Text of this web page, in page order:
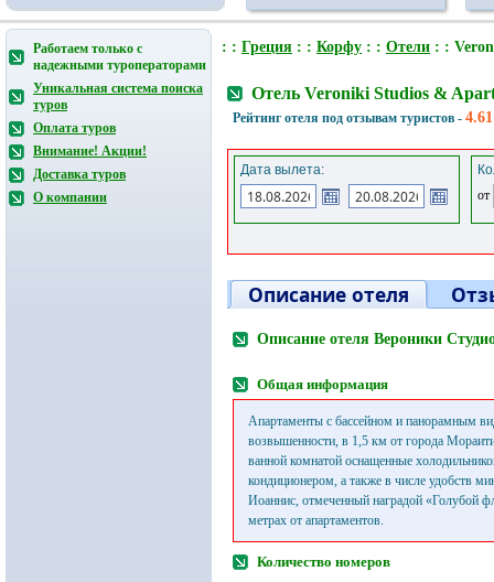
Работаем только с
надежными туроператорами
Уникальная система поиска
туров
Оплата туров
Внимание! Акции!
Доставка туров
О компании
: : Греция : : Корфу : : Отели : :
Отель Veroniki Studios &
Рейтинг отеля под отзывам туристов -
Дата вылета:
от
Описание отеля
Описание отеля Вероники
Общая информация
Апартаменты с бассейном и панорамным
возвышенности, в 1,5 км от города
ванной комнатой оснащенные
кондиционером, а также в числе удобств
Иоаннис, отмеченный наградой «Голубой
метрах от апартаментов.
Количество номеров